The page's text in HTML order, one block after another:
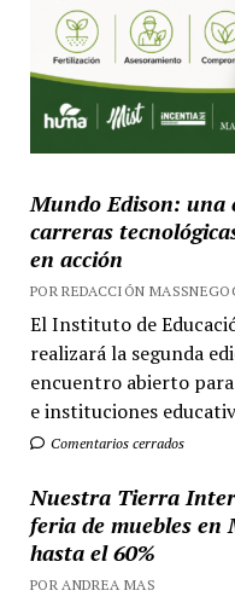
Mundo Edison: una
carreras
en acción
POR REDACCIÓN
El Instituto de
realizará la segunda
encuentro abierto
e instituciones
Comentarios cerrados
Nuestra Tierra
feria de muebles en
hasta el 60%
POR ANDREA MAS